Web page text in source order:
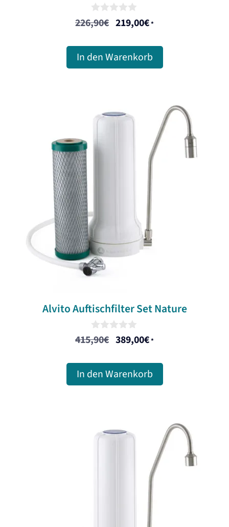
0
o
o
f
5
226,90€ Ursprünglicher
war:
226,90€
219,00€Aktueller
ist:
219,00€.
*
In den Warenkorb
Alvito Auftischfilter Set Nature
0
o
t
o
f
5
415,90€ Ursprünglicher
war:
415,90€
389,00€Aktueller
ist:
389,00€.
*
In den Warenkorb